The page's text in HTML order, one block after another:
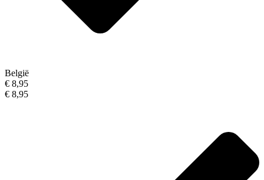
België
€ 8,95
€ 8,95